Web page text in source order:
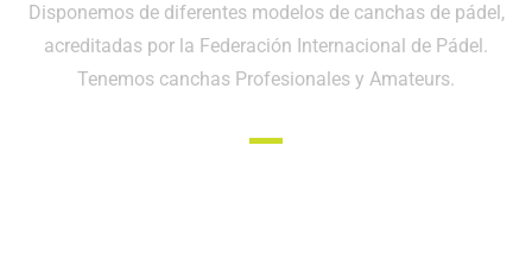
Disponemos de diferentes modelos de canchas de pádel,
acreditadas por la Federación Internacional de Pádel.
Tenemos canchas Profesionales y Amateurs.